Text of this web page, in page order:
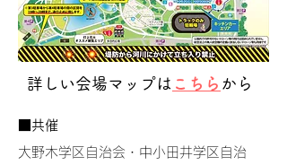
詳しい​会場マップは こちら から
■共催
大野木学区自治会・中小田井学区自治